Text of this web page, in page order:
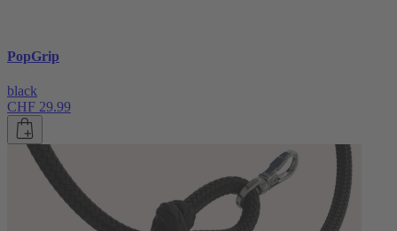
PopGrip
black
CHF 29.99